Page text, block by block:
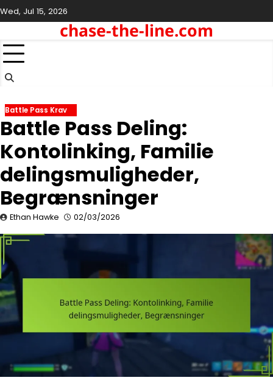
Skip
to
Wed, Jul 15, 2026
chase-the-line.com
Battle Pass Krav
Battle Pass Deling:
Kontolinking, Familie
delingsmuligheder,
Begrænsninger
Ethan Hawke 02/03/2026